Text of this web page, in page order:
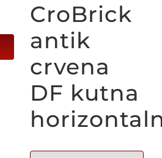
OPEKE
CroBrick
antik
crvena
DF kutna